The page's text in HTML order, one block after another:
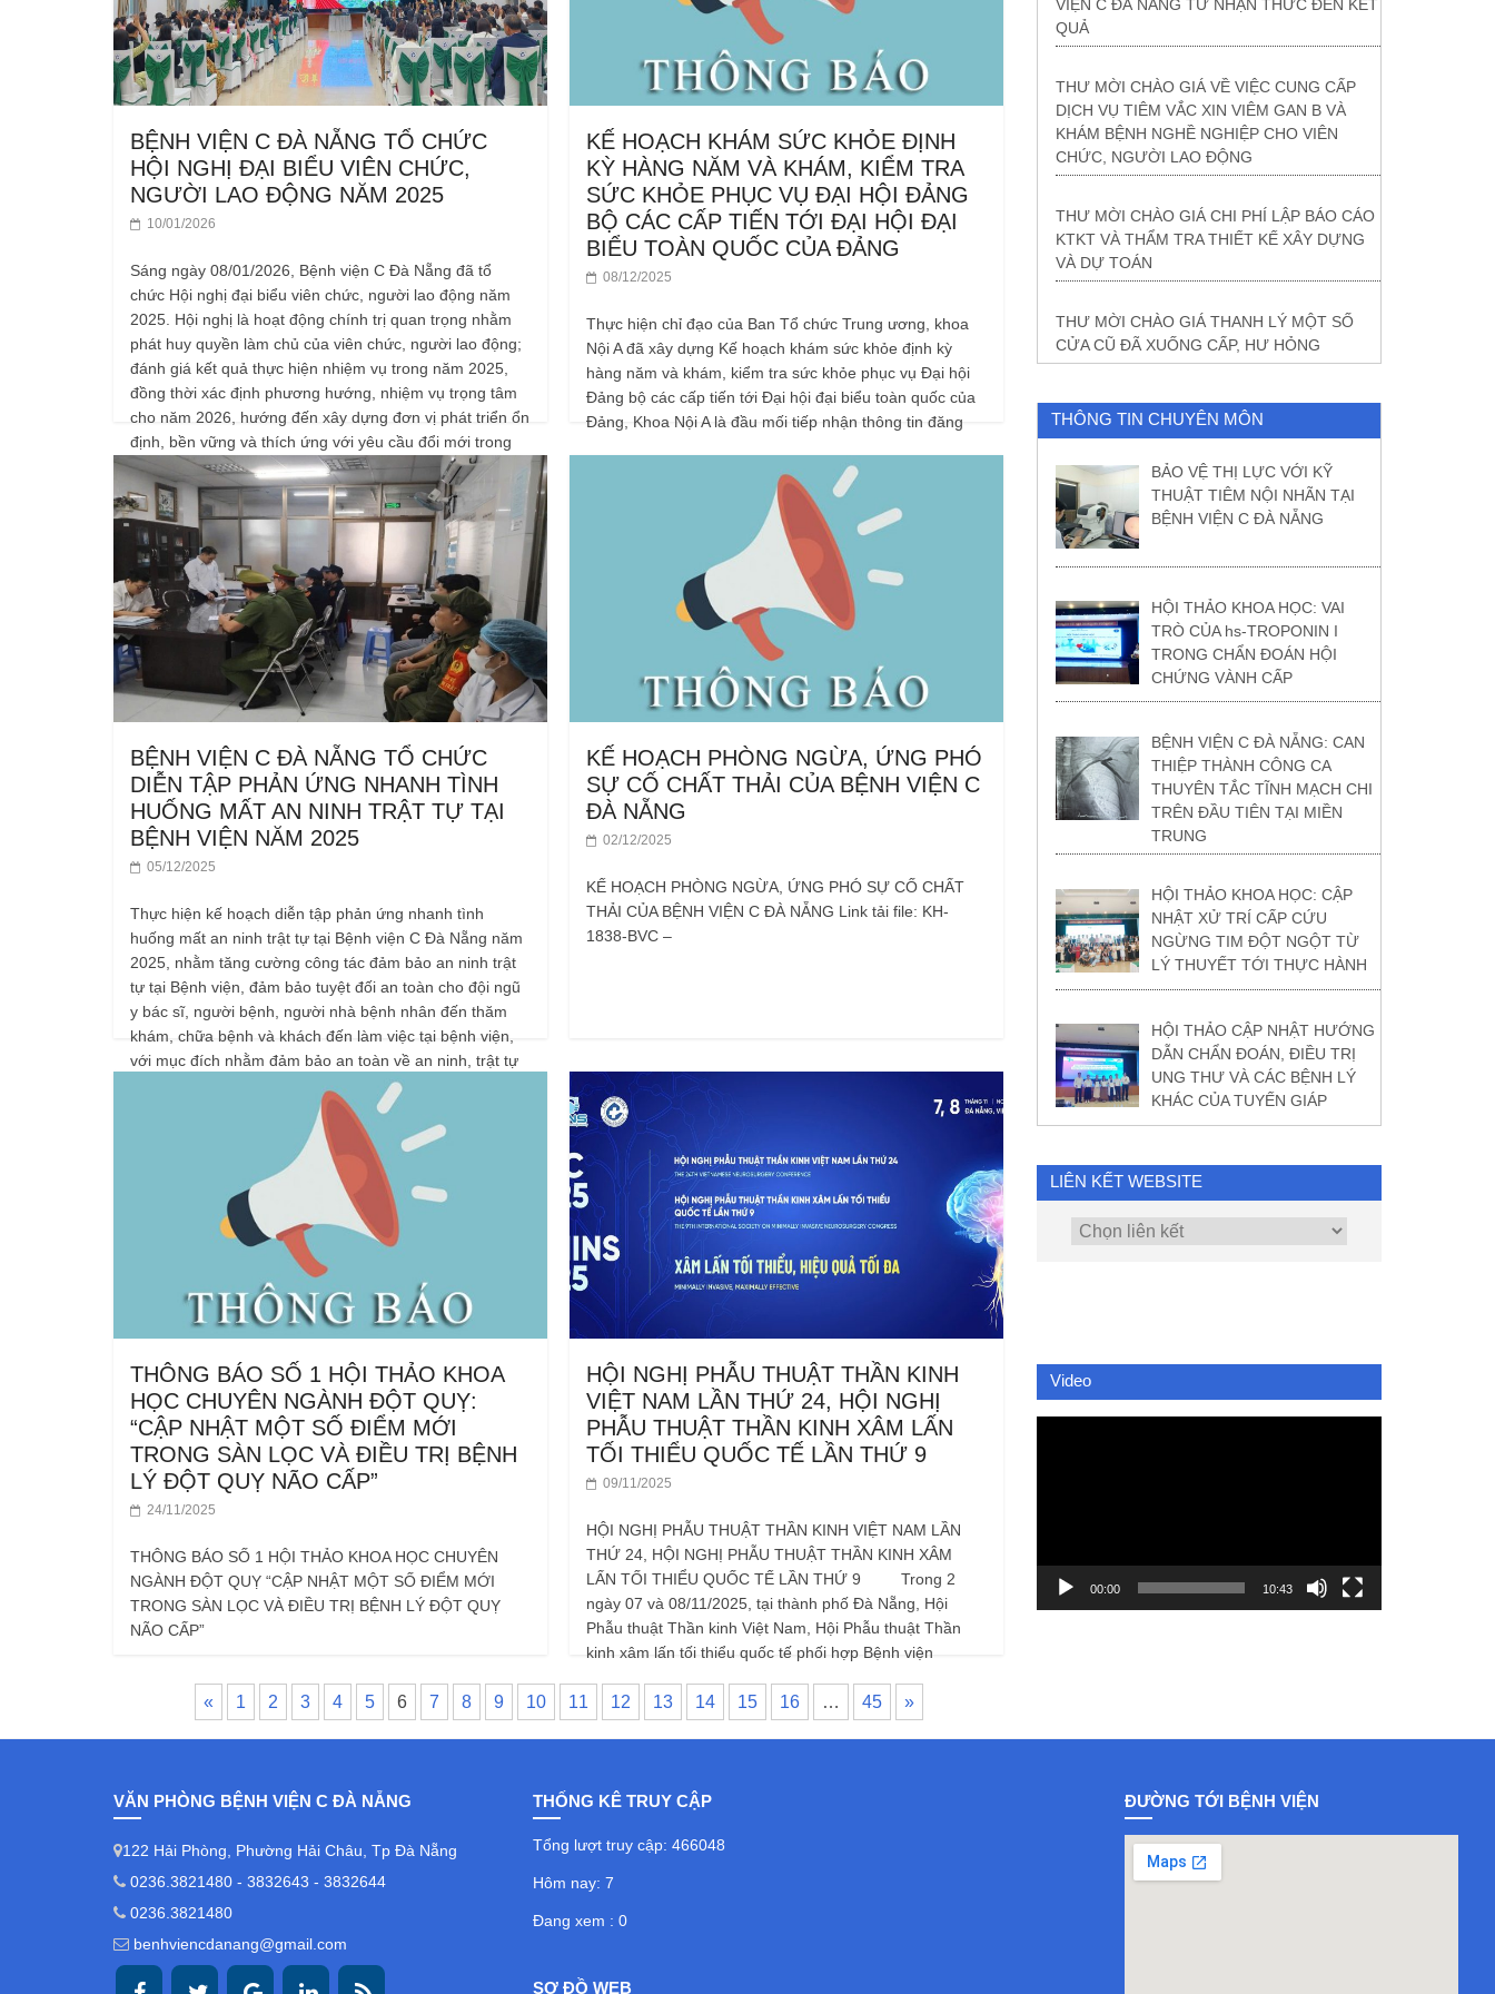
BỆNH VIỆN C ĐÀ NẴNG TỔ CHỨC
HỘI NGHỊ ĐẠI BIỂU VIÊN CHỨC,
NGƯỜI LAO ĐỘNG NĂM 2025
10/01/2026
Sáng ngày 08/01/2026, Bệnh viện C Đà Nẵng đã tổ
chức Hội nghị đại biểu viên chức, người lao động năm
2025. Hội nghị là hoạt động chính trị quan trọng nhằm
phát huy quyền làm chủ của viên chức, người lao động;
đánh giá kết quả thực hiện nhiệm vụ trong năm 2025,
đồng thời xác định phương hướng, nhiệm vụ trọng tâm
cho năm 2026, hướng đến xây dựng đơn vị phát triển ổn
định, bền vững và thích ứng với yêu cầu đổi mới trong
giai đoạn mới.
KẾ HOẠCH KHÁM SỨC KHỎE ĐỊNH
KỲ HÀNG NĂM VÀ KHÁM, KIỂM TRA
SỨC KHỎE PHỤC VỤ ĐẠI HỘI ĐẢNG
BỘ CÁC CẤP TIẾN TỚI ĐẠI HỘI ĐẠI
BIỂU TOÀN QUỐC CỦA ĐẢNG
08/12/2025
Thực hiện chỉ đạo của Ban Tổ chức Trung ương, khoa
Nội A đã xây dựng Kế hoạch khám sức khỏe định kỳ
hàng năm và khám, kiểm tra sức khỏe phục vụ Đại hội
Đảng bộ các cấp tiến tới Đại hội đại biểu toàn quốc của
Đảng, Khoa Nội A là đầu mối tiếp nhận thông tin đăng
BỆNH VIỆN C ĐÀ NẴNG TỔ CHỨC
DIỄN TẬP PHẢN ỨNG NHANH TÌNH
HUỐNG MẤT AN NINH TRẬT TỰ TẠI
BỆNH VIỆN NĂM 2025
05/12/2025
Thực hiện kế hoạch diễn tập phản ứng nhanh tình
huống mất an ninh trật tự tại Bệnh viện C Đà Nẵng năm
2025, nhằm tăng cường công tác đảm bảo an ninh trật
tự tại Bệnh viện, đảm bảo tuyệt đối an toàn cho đội ngũ
y bác sĩ, người bệnh, người nhà bệnh nhân đến thăm
khám, chữa bệnh và khách đến làm việc tại bệnh viện,
với mục đích nhằm đảm bảo an toàn về an ninh, trật tự
KẾ HOẠCH PHÒNG NGỪA, ỨNG PHÓ
SỰ CỐ CHẤT THẢI CỦA BỆNH VIỆN C
ĐÀ NẴNG
02/12/2025
KẾ HOẠCH PHÒNG NGỪA, ỨNG PHÓ SỰ CỐ CHẤT
THẢI CỦA BỆNH VIỆN C ĐÀ NẴNG Link tải file: KH-
1838-BVC –
THÔNG BÁO SỐ 1 HỘI THẢO KHOA
HỌC CHUYÊN NGÀNH ĐỘT QUỴ:
“CẬP NHẬT MỘT SỐ ĐIỂM MỚI
TRONG SÀN LỌC VÀ ĐIỀU TRỊ BỆNH
LÝ ĐỘT QUỴ NÃO CẤP”
24/11/2025
THÔNG BÁO SỐ 1 HỘI THẢO KHOA HỌC CHUYÊN
NGÀNH ĐỘT QUỴ “CẬP NHẬT MỘT SỐ ĐIỂM MỚI
TRONG SÀN LỌC VÀ ĐIỀU TRỊ BỆNH LÝ ĐỘT QUỴ
NÃO CẤP”
HỘI NGHỊ PHẪU THUẬT THẦN KINH
VIỆT NAM LẦN THỨ 24, HỘI NGHỊ
PHẪU THUẬT THẦN KINH XÂM LẤN
TỐI THIỂU QUỐC TẾ LẦN THỨ 9
09/11/2025
HỘI NGHỊ PHẪU THUẬT THẦN KINH VIỆT NAM LẦN
THỨ 24, HỘI NGHỊ PHẪU THUẬT THẦN KINH XÂM
LẤN TỐI THIỂU QUỐC TẾ LẦN THỨ 9 Trong 2
ngày 07 và 08/11/2025, tại thành phố Đà Nẵng, Hội
Phẫu thuật Thần kinh Việt Nam, Hội Phẫu thuật Thần
kinh xâm lấn tối thiểu quốc tế phối hợp Bệnh viện
« 1 2 3 4 5 6 7 8 9 10 11 12 13 14 15 16 … 45 »
VIỆN C ĐÀ NẴNG TỪ NHẬN THỨC ĐẾN KẾT
QUẢ
THƯ MỜI CHÀO GIÁ VỀ VIỆC CUNG CẤP
DỊCH VỤ TIÊM VẮC XIN VIÊM GAN B VÀ
KHÁM BỆNH NGHỀ NGHIỆP CHO VIÊN
CHỨC, NGƯỜI LAO ĐỘNG
THƯ MỜI CHÀO GIÁ CHI PHÍ LẬP BÁO CÁO
KTKT VÀ THẨM TRA THIẾT KẾ XÂY DỰNG
VÀ DỰ TOÁN
THƯ MỜI CHÀO GIÁ THANH LÝ MỘT SỐ
CỬA CŨ ĐÃ XUỐNG CẤP, HƯ HỎNG
THÔNG TIN CHUYÊN MÔN
BẢO VỆ THỊ LỰC VỚI KỸ
THUẬT TIÊM NỘI NHÃN TẠI
BỆNH VIỆN C ĐÀ NẴNG
HỘI THẢO KHOA HỌC: VAI
TRÒ CỦA hs-TROPONIN I
TRONG CHẨN ĐOÁN HỘI
CHỨNG VÀNH CẤP
BỆNH VIỆN C ĐÀ NẴNG: CAN
THIỆP THÀNH CÔNG CA
THUYÊN TẮC TĨNH MẠCH CHI
TRÊN ĐẦU TIÊN TẠI MIỀN
TRUNG
HỘI THẢO KHOA HỌC: CẬP
NHẬT XỬ TRÍ CẤP CỨU
NGỪNG TIM ĐỘT NGỘT TỪ
LÝ THUYẾT TỚI THỰC HÀNH
HỘI THẢO CẬP NHẬT HƯỚNG
DẪN CHẨN ĐOÁN, ĐIỀU TRỊ
UNG THƯ VÀ CÁC BỆNH LÝ
KHÁC CỦA TUYẾN GIÁP
LIÊN KẾT WEBSITE
Video
00:00 10:43
VĂN PHÒNG BỆNH VIỆN C ĐÀ NẴNG
122 Hải Phòng, Phường Hải Châu, Tp Đà Nẵng
0236.3821480 - 3832643 - 3832644
0236.3821480
benhviencdanang@gmail.com
THỐNG KÊ TRUY CẬP
Tổng lượt truy cập: 466048
Hôm nay: 7
Đang xem : 0
SƠ ĐỒ WEB
ĐƯỜNG TỚI BỆNH VIỆN